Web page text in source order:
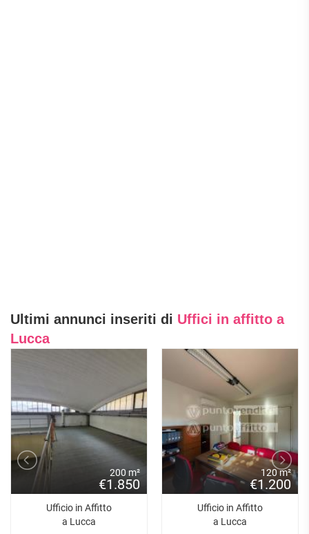
Ultimi annunci inseriti di Uffici in affitto a
Lucca
200 m²
€1.850
Ufficio in Affitto
a Lucca
120 m²
€1.200
Ufficio in Affitto
a Lucca